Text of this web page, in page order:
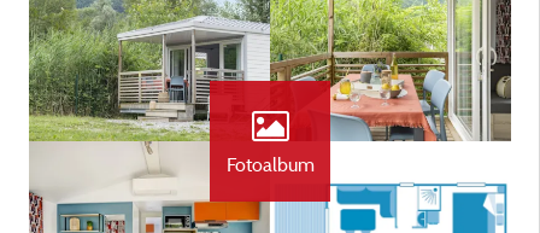
Fotoalbum